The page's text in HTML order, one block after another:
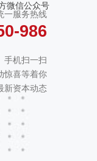
微信公众号
一服务热线
986
手机扫一扫
惊喜等着你
新资本动态